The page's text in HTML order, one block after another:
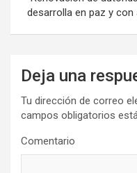
desarrolla en paz y
Deja una
Tu dirección de correo
campos obligatorios
Comentario